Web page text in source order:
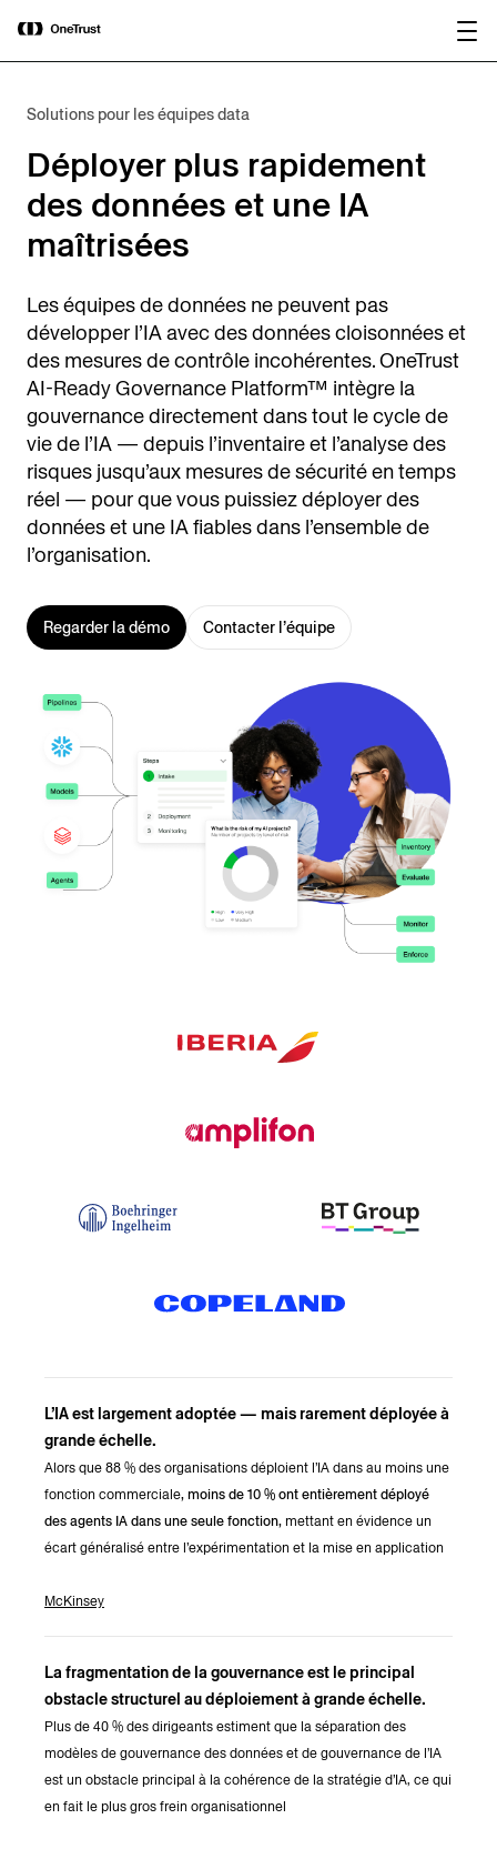
OneTrust nommée « Visionnaire »
dans le Magic Quadrant™ 2026 de
Gartner® pour les plateformes de
Solutions pour les équipes data
Déployer plus rapidement
des données et une IA
maîtrisées
Les équipes de données ne peuvent pas
développer l’IA avec des données cloisonnées et
des mesures de contrôle incohérentes. OneTrust
AI-Ready Governance Platform™ intègre la
gouvernance directement dans tout le cycle de
vie de l’IA — depuis l’inventaire et l’analyse des
risques jusqu’aux mesures de sécurité en temps
réel — pour que vous puissiez déployer des
données et une IA fiables dans l’ensemble de
l’organisation.
Regarder la démo Contacter l’équipe
L’IA est largement adoptée — mais rarement déployée à
grande échelle.
Alors que88 % des organisations déploient l’IA dans au moins une
fonction commerciale, moins de 10 % ont entièrement déployé
des agents IA dans une seule fonction, mettant en évidence un
écart généralisé entre l’expérimentation et la mise en application
McKinsey
La fragmentation de la gouvernance est le principal
obstacle structurel au déploiement à grande échelle.
Plus de 40 % des dirigeants estiment que la séparation des
modèles de gouvernance des données et de gouvernance de l’IA
est un obstacle principal à la cohérence de la stratégie d’IA, ce qui
en fait le plus gros frein organisationnel